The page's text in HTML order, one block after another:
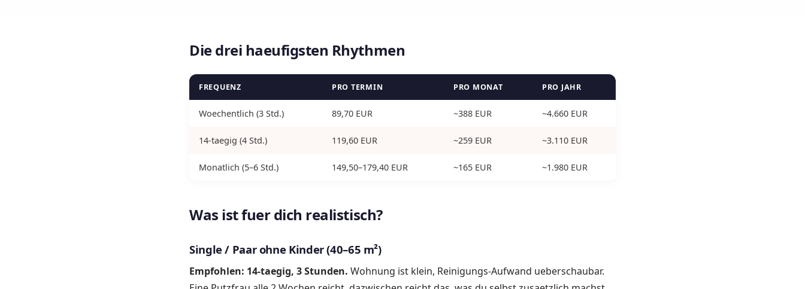
Die drei haeufigsten Rhythmen
FREQUENZ PRO TERMIN PRO MONAT PRO JAHR
Woechentlich (3 Std.) 89,70 EUR ~388 EUR ~4.660 EUR
14-taegig (4 Std.) 119,60 EUR ~259 EUR ~3.110 EUR
Monatlich (5–6 Std.) 149,50–179,40 EUR ~165 EUR ~1.980 EUR
Was ist fuer dich realistisch?
Single / Paar ohne Kinder (40–65 m²)
Empfohlen: 14-taegig, 3 Stunden. Wohnung ist klein, Reinigungs-Aufwand ueberschaubar.